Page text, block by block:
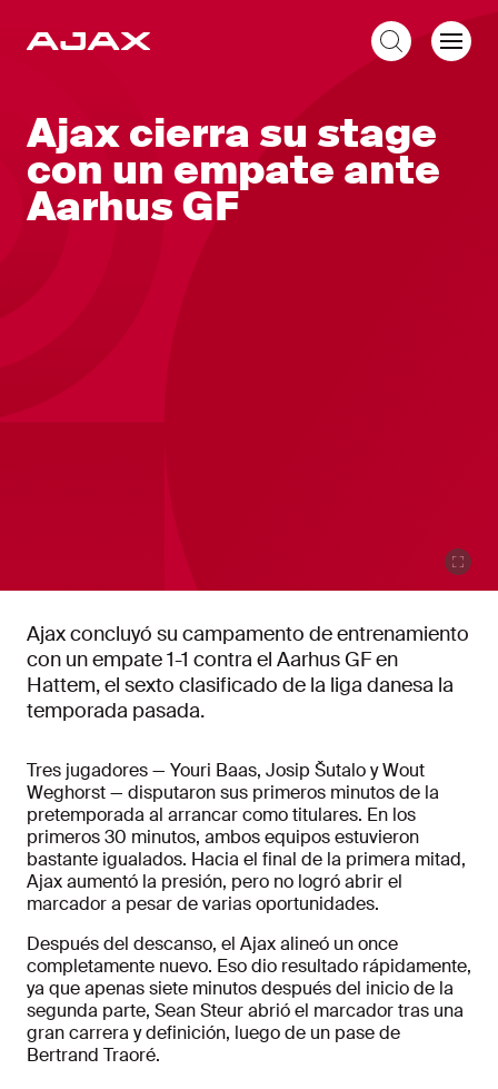
Ajax cierra su stage
con un empate ante
Aarhus GF
Ajax concluyó su campamento de entrenamiento
con un empate 1-1 contra el Aarhus GF en
Hattem, el sexto clasificado de la liga danesa la
temporada pasada.
Tres jugadores — Youri Baas, Josip Šutalo y Wout
Weghorst — disputaron sus primeros minutos de la
pretemporada al arrancar como titulares. En los
primeros 30 minutos, ambos equipos estuvieron
bastante igualados. Hacia el final de la primera mitad,
Ajax aumentó la presión, pero no logró abrir el
marcador a pesar de varias oportunidades.
Después del descanso, el Ajax alineó un once
completamente nuevo. Eso dio resultado rápidamente,
ya que apenas siete minutos después del inicio de la
segunda parte, Sean Steur abrió el marcador tras una
gran carrera y definición, luego de un pase de
Bertrand Traoré.